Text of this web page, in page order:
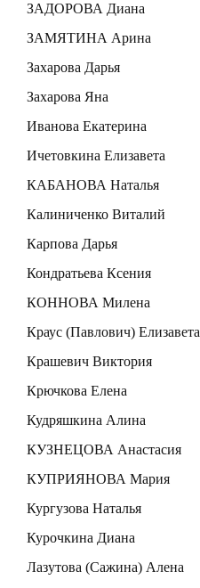
ЗАДОРОВА Диана
ЗАМЯТИНА Арина
Захарова Дарья
Захарова Яна
Иванова Екатерина
Ичетовкина Елизавета
КАБАНОВА Наталья
Калиниченко Виталий
Карпова Дарья
Кондратьева Ксения
КОННОВА Милена
Краус (Павлович) Елизавета
Крашевич Виктория
Крючкова Елена
Кудряшкина Алина
КУЗНЕЦОВА Анастасия
КУПРИЯНОВА Мария
Кургузова Наталья
Курочкина Диана
Лазутова (Сажина) Алена